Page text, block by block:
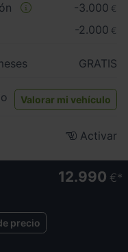
-3.000 €
-2.000 €
GRATIS
Valorar mi vehículo
Activar
12.990 €
precio